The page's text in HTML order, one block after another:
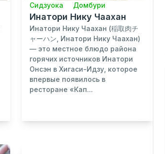
Сидзуока Домбури
Инатори Нику Чаахан
Инатори Нику Чаахан (稲取肉チ
ャーハン, Инатори Нику Чаахан)
— это местное блюдо района
горячих источников Инатори
Онсэн в Хигаси-Идзу, которое
впервые появилось в
ресторане «Кап...